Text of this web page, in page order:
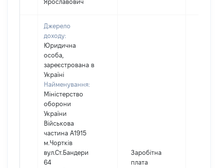
Ярославович
Джерело
доходу:
Юридична
особа,
зареєстрована в
Україні
Найменування:
Міністерство
оборони
України
Військова
частина А1915
м.Чортків
вул.Ст.Бандери
64
Заробітна
плата